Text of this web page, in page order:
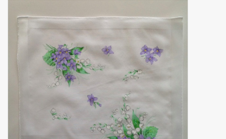
napery
linge de cuisine